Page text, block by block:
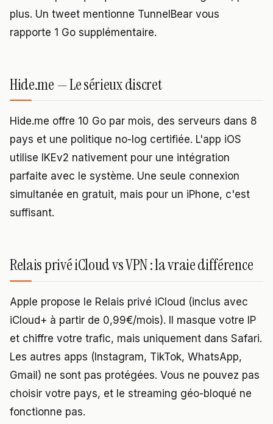
plus. Un tweet mentionne TunnelBear vous
rapporte 1 Go supplémentaire.
Hide.me — Le sérieux discret
Hide.me offre 10 Go par mois, des serveurs dans 8
pays et une politique no-log certifiée. L'app iOS
utilise IKEv2 nativement pour une intégration
parfaite avec le système. Une seule connexion
simultanée en gratuit, mais pour un iPhone, c'est
suffisant.
Relais privé iCloud vs VPN : la vraie différence
Apple propose le Relais privé iCloud (inclus avec
iCloud+ à partir de 0,99€/mois). Il masque votre IP
et chiffre votre trafic, mais uniquement dans Safari.
Les autres apps (Instagram, TikTok, WhatsApp,
Gmail) ne sont pas protégées. Vous ne pouvez pas
choisir votre pays, et le streaming géo-bloqué ne
fonctionne pas.